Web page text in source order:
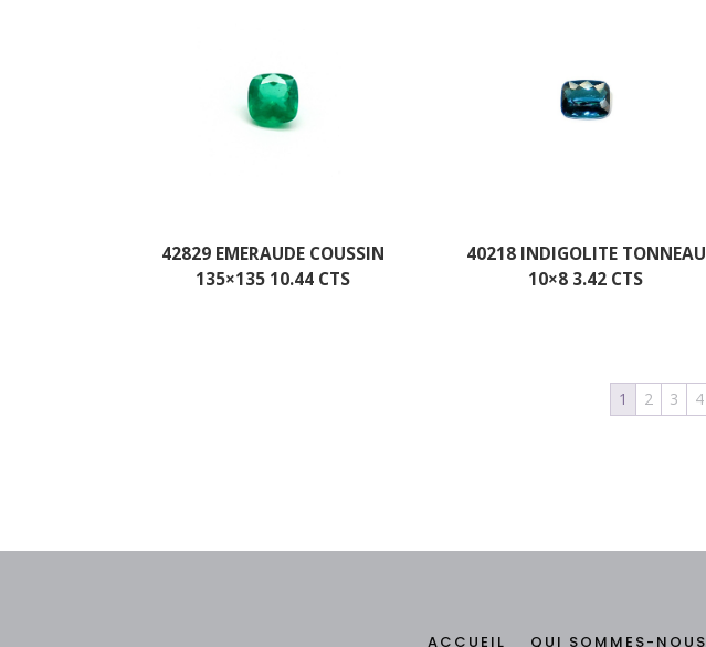
42829 EMERAUDE COUSSIN
135×135 10.44 CTS
40218 INDIGOLITE TONNEAU
10×8 3.42 CTS
1 2 3 4
ACCUEIL QUI SOMMES-NOUS